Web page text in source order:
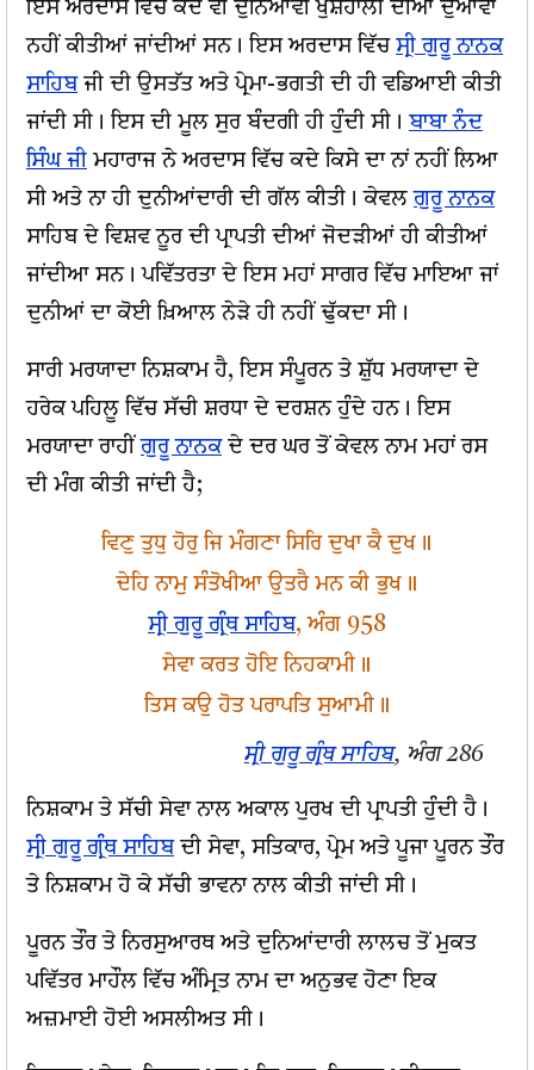
ਇਸ ਅਰਦਾਸ ਵਿੱਚ ਕਦੇ ਵੀ ਦੁਨਿਆਵੀ ਖੁਸ਼ਹਾਲੀ ਦੀਆਂ ਦੁਆਵਾਂ
ਨਹੀਂ ਕੀਤੀਆਂ ਜਾਂਦੀਆਂ ਸਨ। ਇਸ ਅਰਦਾਸ ਵਿੱਚ ਸ੍ਰੀ ਗੁਰੂ ਨਾਨਕ
ਸਾਹਿਬਜੀ ਦੀ ਉਸਤੱਤ ਅਤੇ ਪ੍ਰੇਮਾ-ਭਗਤੀ ਦੀ ਹੀ ਵਡਿਆਈ ਕੀਤੀ
ਜਾਂਦੀ ਸੀ। ਇਸ ਦੀ ਮੂਲ ਸੁਰ ਬੰਦਗੀ ਹੀ ਹੁੰਦੀ ਸੀ। ਬਾਬਾ ਨੰਦ
ਸਿੰਘ ਜੀ ਮਹਾਰਾਜ ਨੇ ਅਰਦਾਸ ਵਿੱਚ ਕਦੇ ਕਿਸੇ ਦਾ ਨਾਂ ਨਹੀਂ ਲਿਆ
ਸੀ ਅਤੇ ਨਾ ਹੀ ਦੁਨੀਆਂਦਾਰੀ ਦੀ ਗੱਲ ਕੀਤੀ। ਕੇਵਲਗੁਰੂ ਨਾਨਕ
ਸਾਹਿਬ ਦੇ ਵਿਸ਼ਵ ਨੂਰ ਦੀ ਪ੍ਰਾਪਤੀ ਦੀਆਂ ਜੋਦੜੀਆਂ ਹੀ ਕੀਤੀਆਂ
ਜਾਂਦੀਆ ਸਨ। ਪਵਿੱਤਰਤਾ ਦੇ ਇਸ ਮਹਾਂ ਸਾਗਰ ਵਿੱਚ ਮਾਇਆ ਜਾਂ
ਦੁਨੀਆਂ ਦਾ ਕੋਈ ਖ਼ਿਆਲ ਨੇੜੇ ਹੀ ਨਹੀਂ ਢੁੱਕਦਾ ਸੀ।
ਸਾਰੀ ਮਰਯਾਦਾ ਨਿਸ਼ਕਾਮ ਹੈ, ਇਸ ਸੰਪੂਰਨ ਤੇ ਸ਼ੁੱਧ ਮਰਯਾਦਾ ਦੇ
ਹਰੇਕ ਪਹਿਲੂ ਵਿੱਚ ਸੱਚੀ ਸ਼ਰਧਾ ਦੇ ਦਰਸ਼ਨ ਹੁੰਦੇ ਹਨ। ਇਸ
ਮਰਯਾਦਾ ਰਾਹੀਂਗੁਰੂ ਨਾਨਕਦੇ ਦਰ ਘਰ ਤੋਂ ਕੇਵਲ ਨਾਮ ਮਹਾਂ ਰਸ
ਦੀ ਮੰਗ ਕੀਤੀ ਜਾਂਦੀ ਹੈ;
ਵਿਣੁ ਤੁਧੁ ਹੋਰੁ ਜਿ ਮੰਗਣਾ ਸਿਰਿ ਦੁਖਾ ਕੈ ਦੁਖ॥
ਦੇਹਿ ਨਾਮੁ ਸੰਤੋਖੀਆ ਉਤਰੈ ਮਨ ਕੀ ਭੁਖ॥
ਸ੍ਰੀ ਗੁਰੂ ਗ੍ਰੰਥ ਸਾਹਿਬ, ਅੰਗ 958
ਸੇਵਾ ਕਰਤ ਹੋਇ ਨਿਹਕਾਮੀ॥
ਤਿਸ ਕਉ ਹੋਤ ਪਰਾਪਤਿ ਸੁਆਮੀ॥
ਸ੍ਰੀ ਗੁਰੂ ਗ੍ਰੰਥ ਸਾਹਿਬ, ਅੰਗ 286
ਨਿਸ਼ਕਾਮ ਤੇ ਸੱਚੀ ਸੇਵਾ ਨਾਲ ਅਕਾਲ ਪੁਰਖ ਦੀ ਪ੍ਰਾਪਤੀ ਹੁੰਦੀ ਹੈ।
ਸ੍ਰੀ ਗੁਰੂ ਗ੍ਰੰਥ ਸਾਹਿਬਦੀ ਸੇਵਾ, ਸਤਿਕਾਰ, ਪ੍ਰੇਮ ਅਤੇ ਪੂਜਾ ਪੂਰਨ ਤੌਰ
ਤੇ ਨਿਸ਼ਕਾਮ ਹੋ ਕੇ ਸੱਚੀ ਭਾਵਨਾ ਨਾਲ ਕੀਤੀ ਜਾਂਦੀ ਸੀ।
ਪੂਰਨ ਤੌਰ ਤੇ ਨਿਰਸੁਆਰਥ ਅਤੇ ਦੁਨਿਆਂਦਾਰੀ ਲਾਲਚ ਤੋਂ ਮੁਕਤ
ਪਵਿੱਤਰ ਮਾਹੌਲ ਵਿੱਚ ਅੰਮ੍ਰਿਤ ਨਾਮ ਦਾ ਅਨੁਭਵ ਹੋਣਾ ਇਕ
ਅਜ਼ਮਾਈ ਹੋਈ ਅਸਲੀਅਤ ਸੀ।